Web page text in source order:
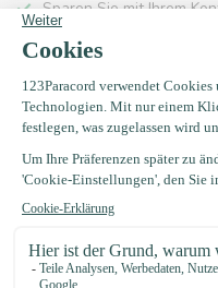
Sparen Sie mit Ihrem
Kostenlose Lieferung
Produktbeschreibung
Eigenschaften
Zuletzt